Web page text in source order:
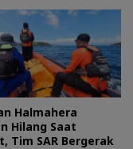
Halmahera
Hilang Saat
Tim SAR Bergerak